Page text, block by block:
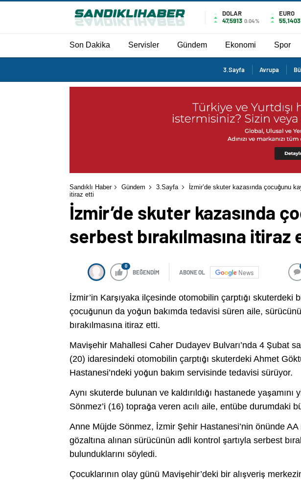
DOLAR
47,5913 0.04%
EURO
55,1403
Son Dakika Servisler Gündem Ekonomi Spor
3.Sayfa Avrupa
Sandıklı Haber Gündem 3.Sayfa
İzmir’de skuter kazasında çocuğunu
itiraz etti
İzmir’de skuter kazasında
serbest bırakılmasına itiraz
0
BEĞENDİM ABONE OL News
İzmir’in Karşıyaka ilçesinde otomobilin çarptığı skuterdeki
çocuğunun da yoğun bakımda tedavisi süren aile,
bırakılmasına itiraz etti.
Mavişehir Mahallesi Caher Dudayev Bulvarı’nda 4 Şubat
(20) idaresindeki otomobilin çarptığı skuterdeki Ahmet
Hastanesi’ndeki yoğun bakım servisinde tedavisi sürüyor.
Aynı skuterde bulunan ve kaldırıldığı hastanede
Sönmez’i (16) toprağa veren acılı aile, entübe durumdaki
Anne Müjde Sönmez, İzmir Şehir Hastanesi’nin önünde
gözaltına alınan sürücünün adli kontrol şartıyla serbest
bulunduklarını söyledi.
Çocuklarının olay günü Mavişehir’deki bir alışveriş